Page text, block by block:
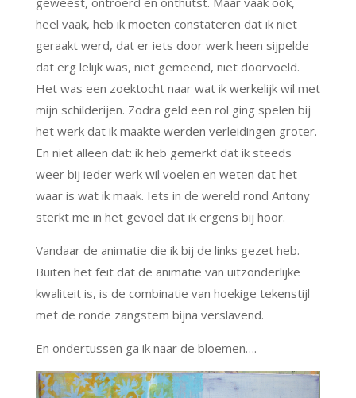
heel vaak, heb ik moeten constateren dat ik niet
geraakt werd, dat er iets door werk heen sijpelde
dat erg lelijk was, niet gemeend, niet doorvoeld.
Het was een zoektocht naar wat ik werkelijk wil met
mijn schilderijen. Zodra geld een rol ging spelen bij
het werk dat ik maakte werden verleidingen groter.
En niet alleen dat: ik heb gemerkt dat ik steeds
weer bij ieder werk wil voelen en weten dat het
waar is wat ik maak. Iets in de wereld rond Antony
sterkt me in het gevoel dat ik ergens bij hoor.
Vandaar de animatie die ik bij de links gezet heb.
Buiten het feit dat de animatie van uitzonderlijke
kwaliteit is, is de combinatie van hoekige tekenstijl
met de ronde zangstem bijna verslavend.
En ondertussen ga ik naar de bloemen….